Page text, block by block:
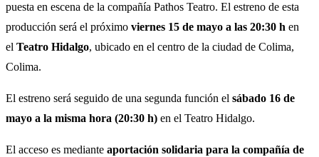
puesta en escena de la compañía Pathos Teatro. El estreno de esta
producción será el próximo viernes 15 de mayo a las 20:30 h en
el Teatro Hidalgo, ubicado en el centro de la ciudad de Colima,
Colima.
El estreno será seguido de una segunda función el sábado 16 de
mayo a la misma hora (20:30 h) en el Teatro Hidalgo.
El acceso es mediante aportación solidaria para la compañía de